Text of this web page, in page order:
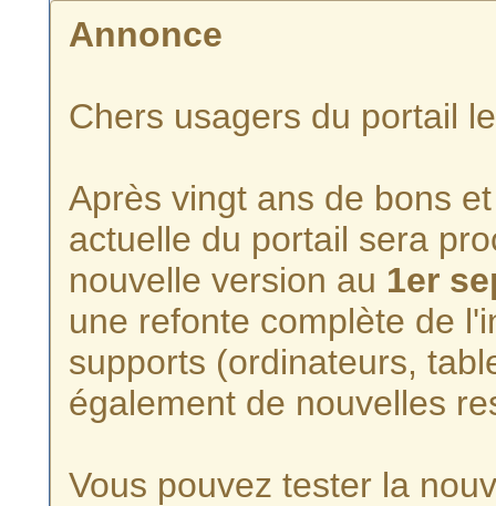
Annonce
Chers usagers du portail
Après vingt ans de bons
actuelle du portail sera
nouvelle version au 1er
une refonte complète de
supports (ordinateurs,
également de nouvelles
Vous pouvez tester la